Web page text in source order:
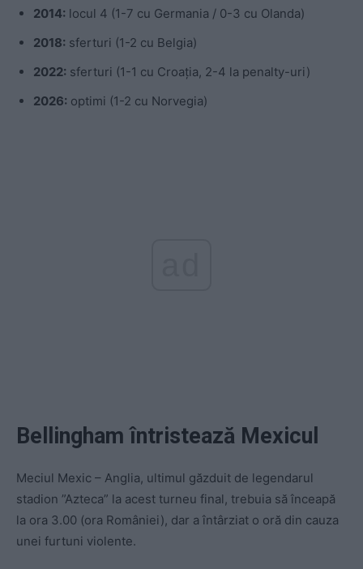
2014: locul 4 (1-7 cu Germania / 0-3 cu Olanda)
2018: sferturi (1-2 cu Belgia)
2022: sferturi (1-1 cu Croația, 2-4 la penalty-uri)
2026: optimi (1-2 cu Norvegia)
Bellingham întristează Mexicul
Meciul Mexic – Anglia, ultimul găzduit de legendarul
stadion ”Azteca” la acest turneu final, trebuia să înceapă
la ora 3.00 (ora României), dar a întârziat o oră din cauza
unei furtuni violente.